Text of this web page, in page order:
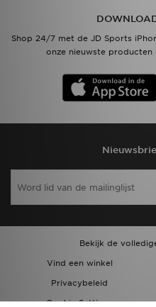
Shop 24/7 met de JD Sports
onze nieuwste producten
Bekijk de
Vind een winkel
Privacybeleid
Cookie Settings